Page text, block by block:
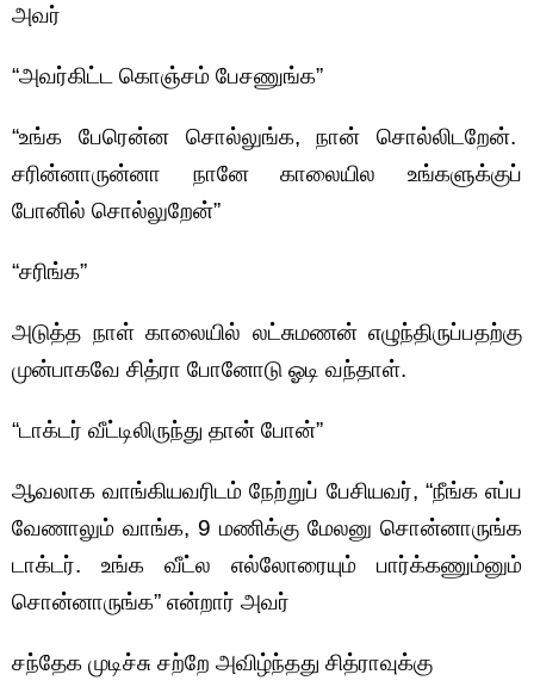
அவர்
“அவர்கிட்ட கொஞ்சம் பேசணுங்க”
“உங்க பேரென்ன சொல்லுங்க, நான் சொல்லிடறேன்.
சரின்னாருன்னா நானே காலையில உங்களுக்குப்
போனில் சொல்லுறேன்”
“சரிங்க”
அடுத்த நாள் காலையில் லட்சுமணன் எழுந்திருப்பதற்கு
முன்பாகவே சித்ரா போனோடு ஓடி வந்தாள்.
“டாக்டர் வீட்டிலிருந்து தான் போன்”
ஆவலாக வாங்கியவரிடம் நேற்றுப் பேசியவர், “நீங்க எப்ப
வேணாலும் வாங்க, 9 மணிக்கு மேலனு சொன்னாருங்க
டாக்டர். உங்க வீட்ல எல்லோரையும் பார்க்கணும்னும்
சொன்னாருங்க” என்றார் அவர்
சந்தேக முடிச்சு சற்றே அவிழ்ந்தது சித்ராவுக்கு